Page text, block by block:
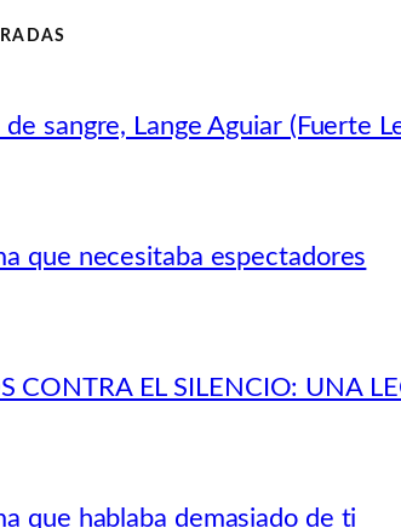
de sangre, Lange Aguiar (Fuerte
que necesitaba espectadores
CONTRA EL SILENCIO: UNA
que hablaba demasiado de ti